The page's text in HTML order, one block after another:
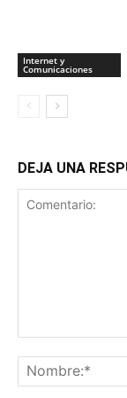
Internet y
Comunicaciones
DEJA UNA